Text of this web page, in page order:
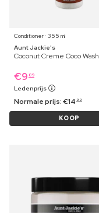
Conditioner ⋅ 355 ml
Aunt Jackie's
Coconut Creme Coco Wash
€9 89
Ledenprijs
Normale prijs:€14 99
KOOP